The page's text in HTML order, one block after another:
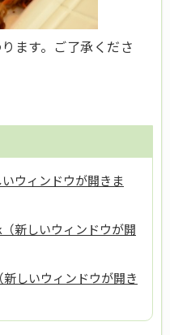
ます。ご了承くださ
ウィンドウが開きま
新しいウィンドウが開
しいウィンドウが開き